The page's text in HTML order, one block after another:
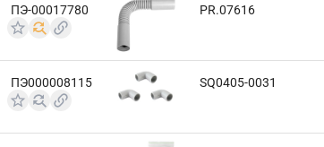
ПЭ-00017780 PR.07616
ПЭ000008115 SQ0405-0031